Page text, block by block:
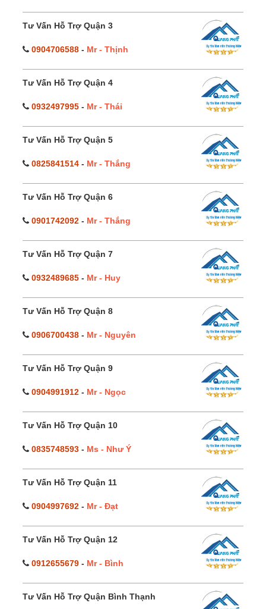
Tư Vấn Hỗ Trợ Quận 3
0904706588 - Mr - Thịnh
Tư Vấn Hỗ Trợ Quận 4
0932497995 - Mr - Thái
Tư Vấn Hỗ Trợ Quận 5
0825841514 - Mr - Thắng
Tư Vấn Hỗ Trợ Quận 6
0901742092 - Mr - Thắng
Tư Vấn Hỗ Trợ Quận 7
0932489685 - Mr - Huy
Tư Vấn Hỗ Trợ Quận 8
0906700438 - Mr - Nguyên
Tư Vấn Hỗ Trợ Quận 9
0904991912 - Mr - Ngọc
Tư Vấn Hỗ Trợ Quận 10
0835748593 - Ms - Như Ý
Tư Vấn Hỗ Trợ Quận 11
0904997692 - Mr - Đạt
Tư Vấn Hỗ Trợ Quận 12
0912655679 - Mr - Bình
Tư Vấn Hỗ Trợ Quận Bình Thạnh